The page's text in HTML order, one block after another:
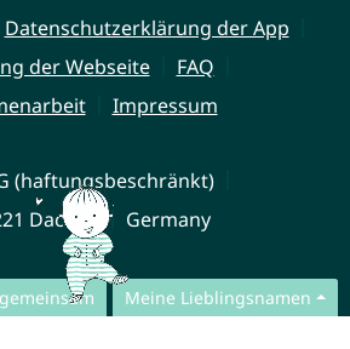
Meine Lieblingsnamen
Datenschutzerklärung der App
der Webseite
FAQ
Impressum
(haftungsbeschränkt)
Dachau Germany